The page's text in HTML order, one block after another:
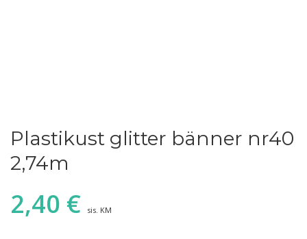
Plastikust glitter bänner nr40
2,74m
2,40 € sis. KM